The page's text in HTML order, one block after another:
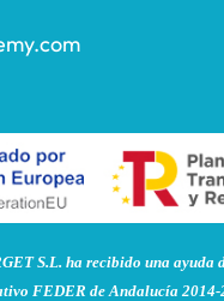
S.L. ha recibido una ayuda
FEDER de Andalucía